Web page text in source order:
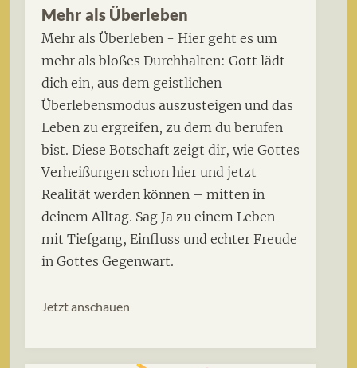
Mehr als Überleben
Mehr als Überleben - Hier geht es um
mehr als bloßes Durchhalten: Gott lädt
dich ein, aus dem geistlichen
Überlebensmodus auszusteigen und das
Leben zu ergreifen, zu dem du berufen
bist. Diese Botschaft zeigt dir, wie Gottes
Verheißungen schon hier und jetzt
Realität werden können – mitten in
deinem Alltag. Sag Ja zu einem Leben
mit Tiefgang, Einfluss und echter Freude
in Gottes Gegenwart.
Jetzt anschauen